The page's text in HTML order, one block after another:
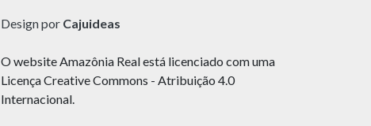
Design por Cajuideas
O website Amazônia Real está licenciado com uma
Licença Creative Commons - Atribuição 4.0
Internacional.